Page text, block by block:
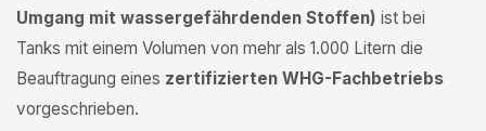
Umgang mit wassergefährdenden Stoffen) ist bei
Tanks mit einem Volumen von mehr als 1.000 Litern die
Beauftragung eines zertifizierten WHG-Fachbetriebs
vorgeschrieben.